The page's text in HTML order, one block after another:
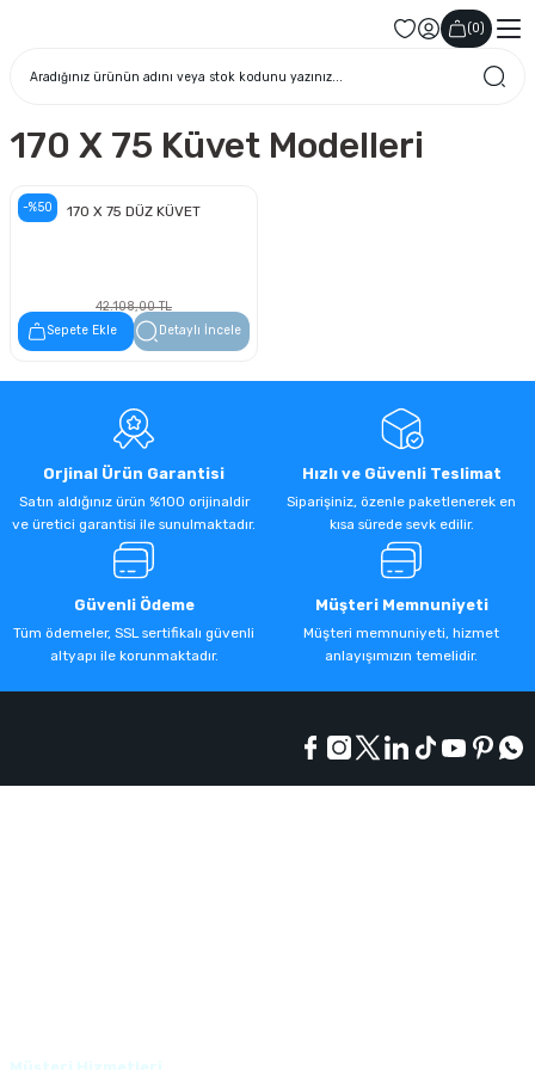
(0)
170 X 75 Küvet Modelleri
-%50 170 X 75 DÜZ KÜVET
42.108,00 TL
21.054,00 TL
Sepete Ekle Detaylı İncele
Orjinal Ürün Garantisi
Satın aldığınız ürün %100 orijinaldir
ve üretici garantisi ile sunulmaktadır.
Hızlı ve Güvenli Teslimat
Siparişiniz, özenle paketlenerek en
kısa sürede sevk edilir.
Güvenli Ödeme
Tüm ödemeler, SSL sertifikalı güvenli
altyapı ile korunmaktadır.
Müşteri Memnuniyeti
Müşteri memnuniyeti, hizmet
anlayışımızın temelidir.